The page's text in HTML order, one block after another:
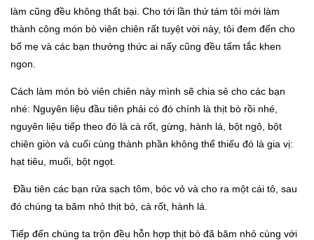
làm cũng đều không thất bại. Cho tới lần thứ tám tôi mới làm
thành công món bò viên chiên rất tuyệt vời này, tôi đem đến cho
bố mẹ và các bạn thưởng thức ai nấy cũng đều tấm tắc khen
ngon.
Cách làm món bò viên chiên này mình sẽ chia sẻ cho các bạn
nhé: Nguyên liệu đầu tiên phải có đó chính là thịt bò rồi nhé,
nguyên liệu tiếp theo đó là cà rốt, gừng, hành lá, bột ngô, bột
chiên giòn và cuối cùng thành phần không thể thiếu đó là gia vị:
hạt tiêu, muối, bột ngọt.
Đầu tiên các bạn rửa sạch tôm, bóc vỏ và cho ra một cái tô, sau
đó chúng ta băm nhỏ thịt bò, cà rốt, hành lá.
Tiếp đến chúng ta trộn đều hỗn hợp thịt bò đã băm nhỏ cùng với